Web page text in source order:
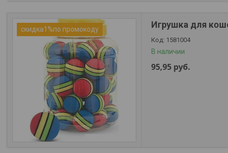
скидка1%по промокоду Игрушка для
1581004
В наличии
95,95 руб.